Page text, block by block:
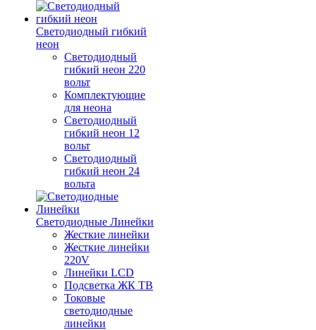
Светодиодный гибкий
неон
Светодиодный
гибкий неон 220
вольт
Комплектующие
для неона
Светодиодный
гибкий неон 12
вольт
Светодиодный
гибкий неон 24
вольта
Светодиодные Линейки
Жесткие линейки
Жесткие линейки
220V
Линейки LCD
Подсветка ЖК ТВ
Токовые
светодиодные
линейки